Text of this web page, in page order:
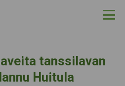
tanssilavan
Huitula